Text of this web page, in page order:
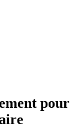
pour